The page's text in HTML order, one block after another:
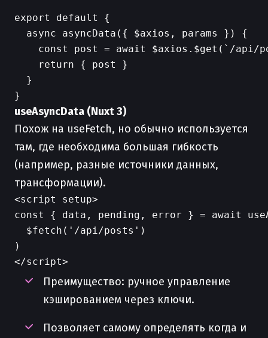
export default {
  async asyncData({ $axios, params }) {
const post = await $axios.$get(`/api/
    return { post }
  }
useAsyncData (Nuxt 3)
Похож на useFetch, но обычно используется
там, где необходима большая гибкость
(например, разные источники данных,
трансформации).
<script setup>
const { data, pending, error } = await
  $fetch('/api/posts')
)
Преимущество: ручное управление
кэшированием через ключи.
Позволяет самому определять когда и